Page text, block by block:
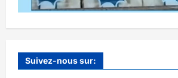
Suivez-nous sur: